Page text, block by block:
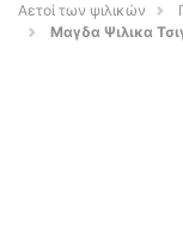
Αετοί των ψιλικών
Μαγδα Ψιλικα